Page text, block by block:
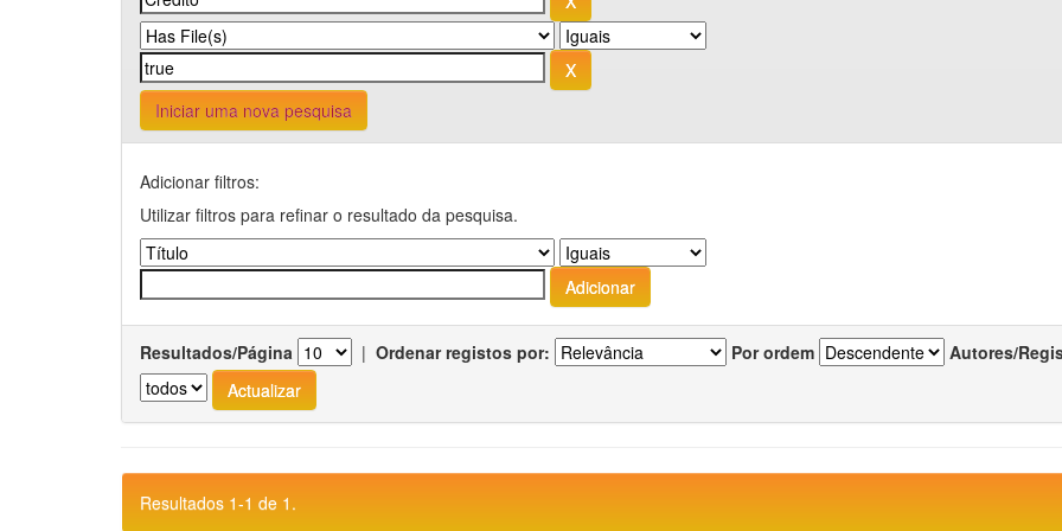
Iniciar uma nova pesquisa
Adicionar filtros:
Utilizar filtros para refinar o resultado da pesquisa.
Resultados/Página | Ordenar registos por: Por ordem Autores/
Resultados 1-1 de 1.